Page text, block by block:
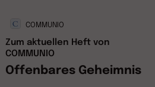
COMMUNIO
Zum aktuellen Heft von
COMMUNIO
Offenbares Geheimnis